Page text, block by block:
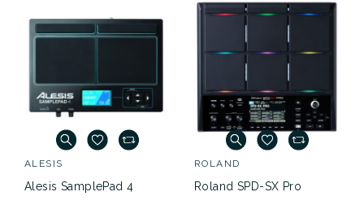
ALESIS
Alesis SamplePad 4
ROLAND
Roland SPD-SX Pro